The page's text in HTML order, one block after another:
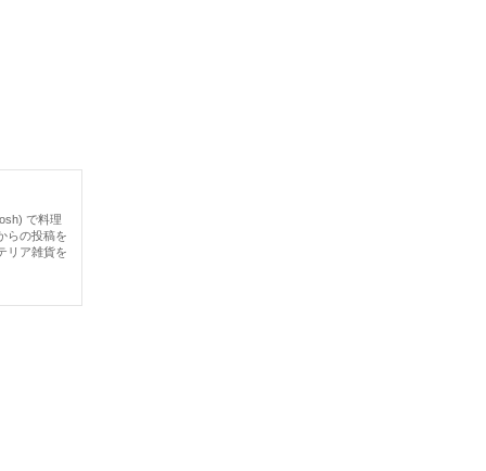
) で料理
らの投稿を
リア雑貨を